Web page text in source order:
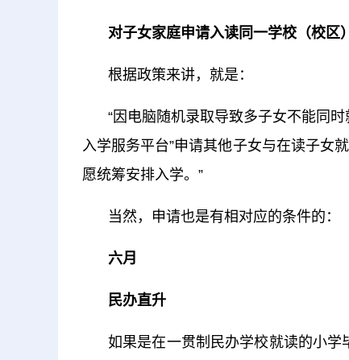
对子女家庭申请入读同一学校（校区）
根据政策来讲，就是：
“因电脑随机录取导致多子女不能同
入学服务平台”申请其他子女与在读子女
愿统筹安排入学。”
当然，申请也是有相对应的条件的：
六月
民办直升
如果是在一贯制民办学校就读的小学